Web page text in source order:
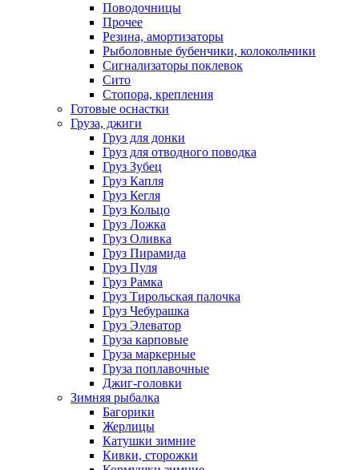
Поводочницы
Прочее
Резина, амортизаторы
Рыболовные бубенчики, колокольчики
Сигнализаторы поклевок
Сито
Стопора, крепления
Готовые оснастки
Груза, джиги
Груз для донки
Груз для отводного поводка
Груз Зубец
Груз Капля
Груз Кегля
Груз Кольцо
Груз Ложка
Груз Оливка
Груз Пирамида
Груз Пуля
Груз Рамка
Груз Тирольская палочка
Груз Чебурашка
Груз Элеватор
Груза карповые
Груза маркерные
Груза поплавочные
Джиг-головки
Зимняя рыбалка
Багорики
Жерлицы
Катушки зимние
Кивки, сторожки